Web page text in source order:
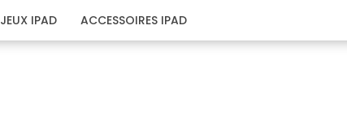
JEUX IPAD ACCESSOIRES IPAD